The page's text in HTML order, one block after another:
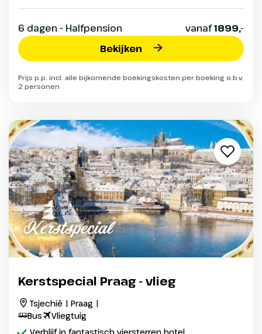
6 dagen - Halfpension vanaf1899,-
Bekijken
Prijs p.p. incl. alle bijkomende boekingskosten per boeking o.b.v.
2 personen
Kerstspecial Praag - vlieg
Tsjechië | Praag |
Bus
Vliegtuig